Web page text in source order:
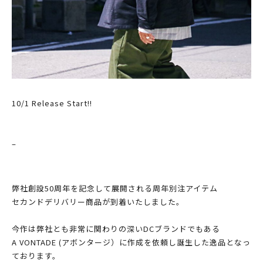
10/1 Release Start!!
–
弊社創設50周年を記念して展開される周年別注アイテム
セカンドデリバリー商品が到着いたしました。
今作は弊社とも非常に関わりの深いDCブランドでもある
A VONTADE (アボンタージ）に作成を依頼し誕生した逸品となっ
ております。